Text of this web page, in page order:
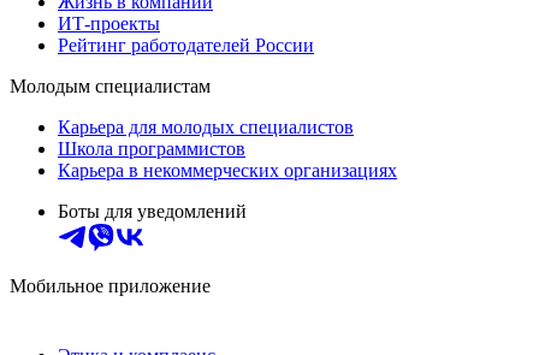
ИТ-проекты
Рейтинг работодателей России
Молодым специалистам
Карьера для молодых специалистов
Школа программистов
Карьера в некоммерческих организациях
Боты для уведомлений
Мобильное приложение